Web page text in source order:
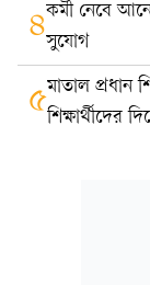
৪কর্মী নেবে
সুযোগ
৫মাতাল প্রধান
শিক্ষার্থীদের